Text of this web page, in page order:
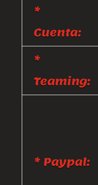
*
Cuenta:
*
Teaming:
* Paypal: